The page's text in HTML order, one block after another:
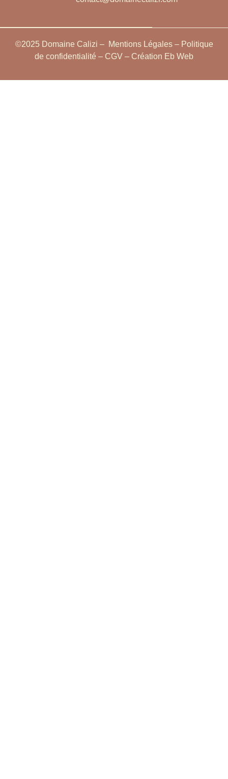
©2025 Domaine Calizi – Mentions Légales– Politique
de confidentialité – CGV – Création Eb Web